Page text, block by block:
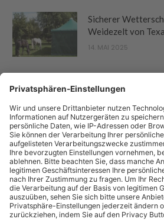
Sicherer
Weidezelt von
14. MAI 2025
“Pferdebetrieb” ist eine Publikation der